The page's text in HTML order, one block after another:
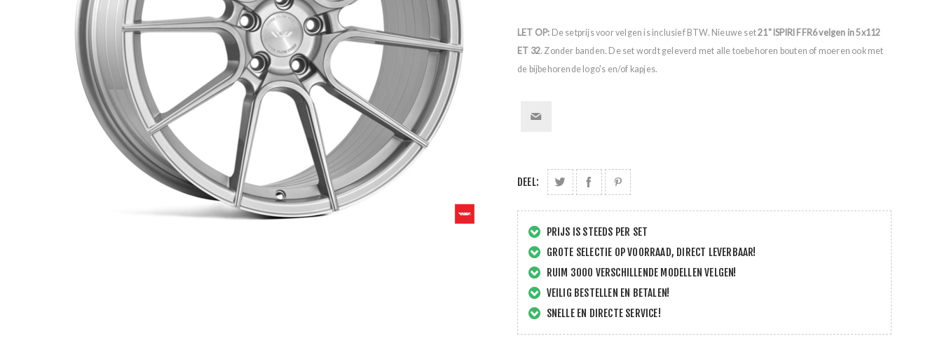
LET OP: De setprijs voor velgen is inclusief BTW. Nieuwe set21" ISPIRI FFR6 velgen in 5x112
ET 32. Zonder banden. De set wordt geleverd met alle toebehoren bouten of moeren ook met
de bijbehorende logo's en/of kapjes.
DEEL:
PRIJS IS STEEDS PER SET
GROTE SELECTIE OP VOORRAAD, DIRECT LEVERBAAR!
RUIM 3000 VERSCHILLENDE MODELLEN VELGEN!
VEILIG BESTELLEN EN BETALEN!
SNELLE EN DIRECTE SERVICE!